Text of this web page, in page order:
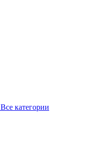
Все категории